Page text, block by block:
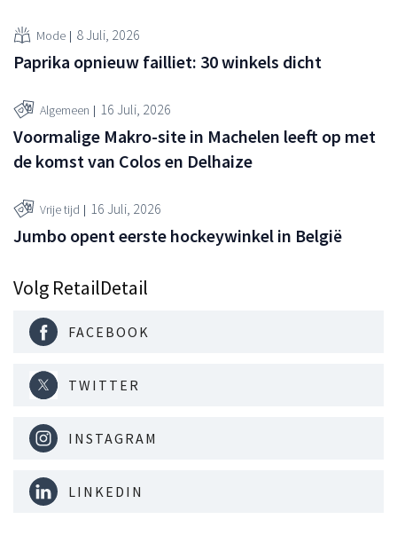
Mode 8 Juli, 2026
Paprika opnieuw failliet: 30 winkels dicht
Algemeen 16 Juli, 2026
Voormalige Makro-site in Machelen leeft op met
de komst van Colos en Delhaize
Vrije tijd 16 Juli, 2026
Jumbo opent eerste hockeywinkel in België
Volg RetailDetail
FACEBOOK
TWITTER
INSTAGRAM
LINKEDIN